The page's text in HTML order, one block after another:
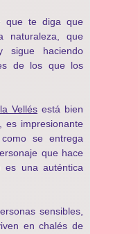
que te diga que
naturaleza, que
haciendo
de los que los
Vellés está bien
es impresionante
se entrega
que hace
es una auténtica
sensibles,
en chalés de